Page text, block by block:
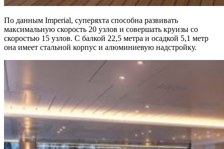
По данным Imperial, суперяхта способна развивать
максимальную скорость 20 узлов и совершать круизы со
скоростью 15 узлов. С балкой 22,5 метра и осадкой 5,1 метр
она имеет стальной корпус и алюминиевую надстройку.